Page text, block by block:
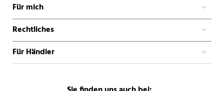
Für mich
Rechtliches
Für Händler